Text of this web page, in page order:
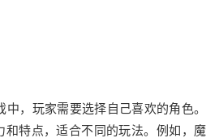
，玩家需要选择自己喜欢的角色。
和特点，适合不同的玩法。例如，魔